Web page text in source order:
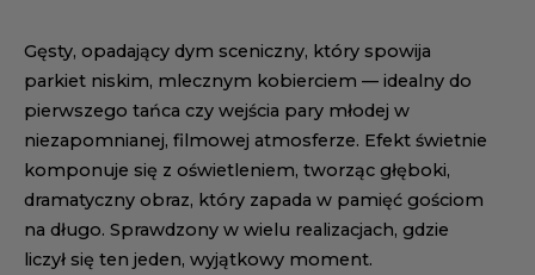
Gęsty, opadający dym sceniczny, który spowija
parkiet niskim, mlecznym kobierciem — idealny do
pierwszego tańca czy wejścia pary młodej w
niezapomnianej, filmowej atmosferze. Efekt świetnie
komponuje się z oświetleniem, tworząc głęboki,
dramatyczny obraz, który zapada w pamięć gościom
na długo. Sprawdzony w wielu realizacjach, gdzie
liczył się ten jeden, wyjątkowy moment.